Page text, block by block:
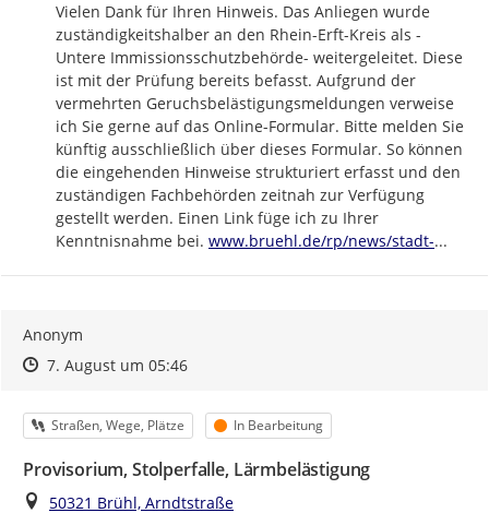
Vielen Dank für Ihren Hinweis. Das Anliegen wurde
zuständigkeitshalber an den Rhein-Erft-Kreis als -
Untere Immissionsschutzbehörde- weitergeleitet. Diese
ist mit der Prüfung bereits befasst. Aufgrund der
vermehrten Geruchsbelästigungsmeldungen verweise
ich Sie gerne auf das Online-Formular. Bitte melden Sie
künftig ausschließlich über dieses Formular. So können
die eingehenden Hinweise strukturiert erfasst und den
zuständigen Fachbehörden zeitnah zur Verfügung
gestellt werden. Einen Link füge ich zu Ihrer
Kenntnisnahme bei. https://
www.bruehl.de/rp/news/stadt-...
Anonym
Zeitpunkt des Erstellens
Zeitpunkt des Erstellens
7. August um 05:46Zur Äußerung
Kategorie
Straßen, Wege, Plätze Status
In Bearbeitung
Provisorium, Stolperfalle, Lärmbelästigung
Ort
50321 Brühl, Arndtstraße